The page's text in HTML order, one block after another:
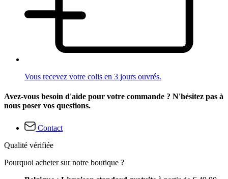
Vous recevez votre colis en 3 jours ouvrés.
Avez-vous besoin d'aide pour votre commande ? N'hésitez pas à
nous poser vos questions.
Contact
Qualité vérifiée
Pourquoi acheter sur notre boutique ?